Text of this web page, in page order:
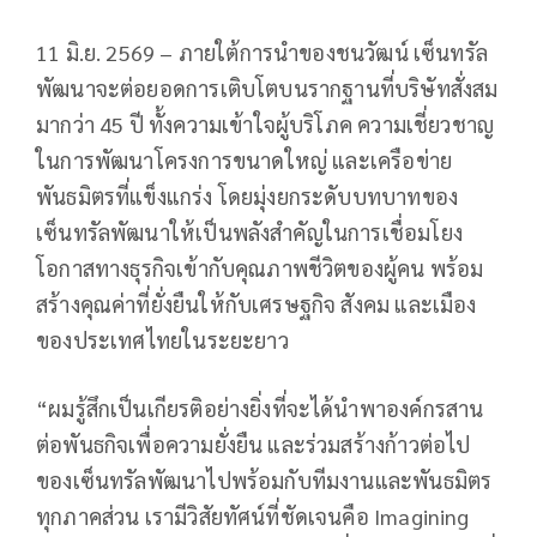
11 มิ.ย. 2569 – ภายใต้การนำของชนวัฒน์ เซ็นทรัล
พัฒนาจะต่อยอดการเติบโตบนรากฐานที่บริษัทสั่งสม
มากว่า 45 ปี ทั้งความเข้าใจผู้บริโภค ความเชี่ยวชาญ
ในการพัฒนาโครงการขนาดใหญ่ และเครือข่าย
พันธมิตรที่แข็งแกร่ง โดยมุ่งยกระดับบทบาทของ
เซ็นทรัลพัฒนาให้เป็นพลังสำคัญในการเชื่อมโยง
โอกาสทางธุรกิจเข้ากับคุณภาพชีวิตของผู้คน พร้อม
สร้างคุณค่าที่ยั่งยืนให้กับเศรษฐกิจ สังคม และเมือง
ของประเทศไทยในระยะยาว
“ผมรู้สึกเป็นเกียรติอย่างยิ่งที่จะได้นำพาองค์กรสาน
ต่อพันธกิจเพื่อความยั่งยืน และร่วมสร้างก้าวต่อไป
ของเซ็นทรัลพัฒนาไปพร้อมกับทีมงานและพันธมิตร
ทุกภาคส่วน เรามีวิสัยทัศน์ที่ชัดเจนคือ Imagining